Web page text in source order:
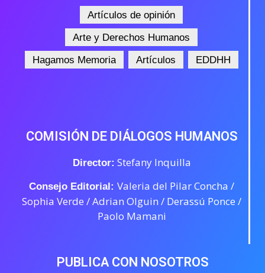
Artículos de opinión
Arte y Derechos Humanos
Hagamos Memoria
Artículos EDDHH
COMISIÓN DE DIÁLOGOS HUMANOS
Director: Stefany Inquilla
Consejo Editorial: Valeria del Pilar Concha /
Sophia Verde /Adrian Olguin / Derassú Ponce /
Paolo Mamani
PUBLICA CON NOSOTROS